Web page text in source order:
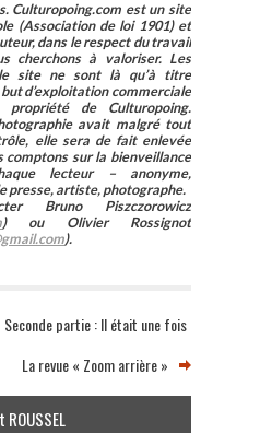
Culturopoing.com est un site
(Association de loi 1901) et
dans le respect du travail
cherchons à valoriser. Les
site ne sont là qu’à titre
d’exploitation commerciale
de Culturopoing.
avait malgré tout
elle sera de fait enlevée
comptons sur la bienveillance
lecteur – anonyme,
presse, artiste, photographe.
Bruno Piszczorowicz
) ou Olivier Rossignot
).
partie : Il était une fois
La revue « Zoom arrière »